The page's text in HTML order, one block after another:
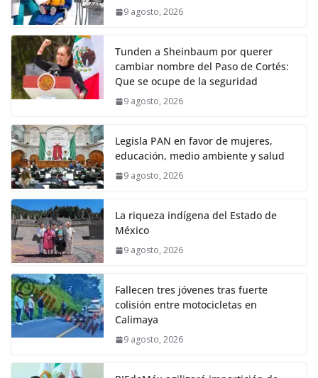
9 agosto, 2026
Tunden a Sheinbaum por querer
cambiar nombre del Paso de Cortés:
Que se ocupe de la seguridad
9 agosto, 2026
Legisla PAN en favor de mujeres,
educación, medio ambiente y salud
9 agosto, 2026
La riqueza indígena del Estado de
México
9 agosto, 2026
Fallecen tres jóvenes tras fuerte
colisión entre motocicletas en
Calimaya
9 agosto, 2026